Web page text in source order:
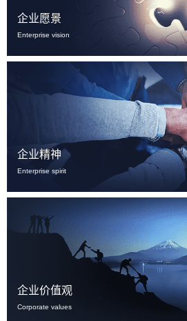
企业愿景
Enterprise vision
企业精神
Enterprise spirit
企业价值观
Corporate values